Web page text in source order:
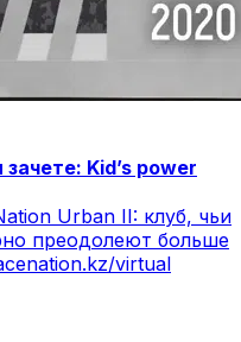
Kid’s power
Urban II: клуб, чьи
преодолеют больше
virtual